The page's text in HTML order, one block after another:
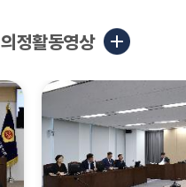
의정활동영상